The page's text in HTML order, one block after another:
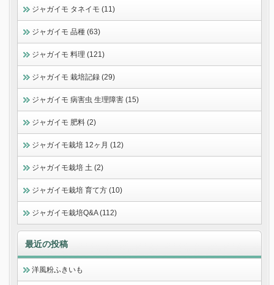
ジャガイモ タネイモ (11)
ジャガイモ 品種 (63)
ジャガイモ 料理 (121)
ジャガイモ 栽培記録 (29)
ジャガイモ 病害虫 生理障害 (15)
ジャガイモ 肥料 (2)
ジャガイモ栽培 12ヶ月 (12)
ジャガイモ栽培 土 (2)
ジャガイモ栽培 育て方 (10)
ジャガイモ栽培Q&A (112)
最近の投稿
洋風粉ふきいも